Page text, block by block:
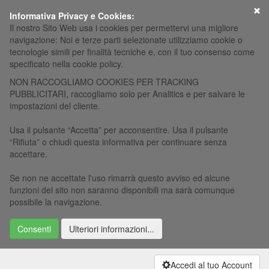
Informativa Privacy e Cookies:
Il nostro Sito Web usa i cookies per permettervi una migliore
navigazione: Noi e terze parti selezionate utilizziamo cookie o
tecnologie simili per finalità tecniche e, con il tuo consenso come
specificato nella cookie policy.
NON RACCOGLIAMO COOKIES PER TRACKING
PUBBLICITARI, raccogliamo solo per Analitics e per salvare le
impostazioni del cliente.
Usa il pulsante “Accetta” per acconsentire. Usa il pulsante
“Rifiuta” o chiudi questa informativa per continuare senza
accettare.
Se non ne accettate l'uso rimarrà questo avviso ed alcune
funzioni del sito non saranno disponibili ma sarà comunque
possibile la navigazione.
Consenti Ulteriori informazioni...
×
Accedi al tuo Account